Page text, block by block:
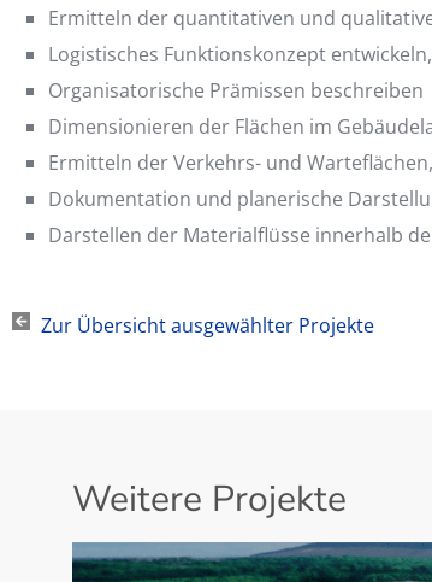
Ermitteln der quantitativen und
Logistisches Funktionskonzept
Organisatorische Prämissen beschreiben
Dimensionieren der Flächen im
Ermitteln der Verkehrs- und
Dokumentation und planerische
Darstellen der Materialflüsse innerhalb
Zur Übersicht ausgewählter Projekte
Weitere Projekte